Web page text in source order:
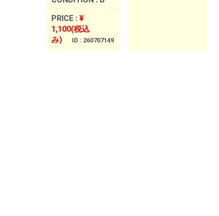
PRICE : ¥
1,100(税込
み)
ID : 260707149